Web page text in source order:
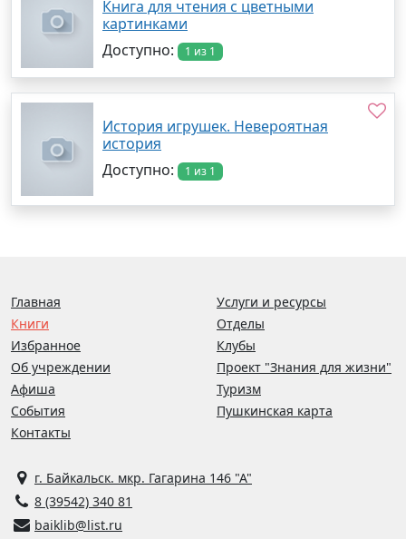
Книга для чтения с цветными
картинками
Доступно:
1 из 1
История игрушек. Невероятная
история
Доступно:
1 из 1
г. Байкальск. мкр. Гагарина 146 "А"
8 (39542) 340 81
baiklib@list.ru
Главная
Книги
Избранное
Об учреждении
Афиша
События
Контакты
Услуги и ресурсы
Отделы
Клубы
Проект "Знания для жизни"
Туризм
Пушкинская карта